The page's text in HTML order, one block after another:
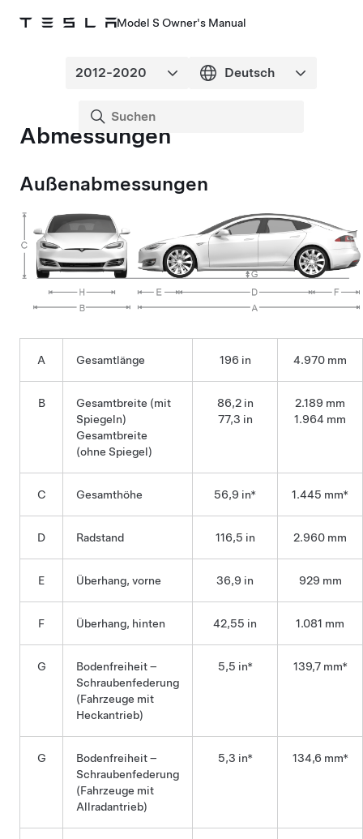
Model S Owner's Manual
Abmessungen
Außenabmessungen
A Gesamtlänge 196 in 4.970 mm
B
Gesamtbreite (mit
Spiegeln)
Gesamtbreite
(ohne Spiegel)
86,2 in
77,3 in
2.189 mm
1.964 mm
C Gesamthöhe 56,9 in* 1.445 mm*
D Radstand 116,5 in 2.960 mm
E Überhang, vorne 36,9 in 929 mm
F Überhang, hinten 42,55 in 1.081 mm
G
Bodenfreiheit –
Schraubenfederung
(Fahrzeuge mit
Heckantrieb)
5,5 in* 139,7 mm*
G
Bodenfreiheit –
Schraubenfederung
(Fahrzeuge mit
Allradantrieb)
5,3 in* 134,6 mm*